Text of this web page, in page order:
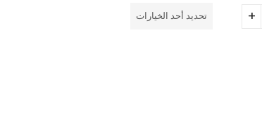
5تحديد أحد الخيارات